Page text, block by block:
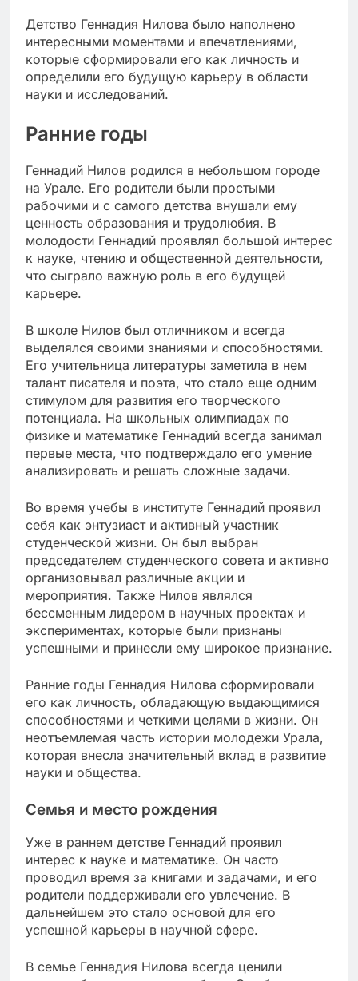
Детство Геннадия Нилова было наполнено
интересными моментами и впечатлениями,
которые сформировали его как личность и
определили его будущую карьеру в области
науки и исследований.
Ранние годы
Геннадий Нилов родился в небольшом городе
на Урале. Его родители были простыми
рабочими и с самого детства внушали ему
ценность образования и трудолюбия. В
молодости Геннадий проявлял большой интерес
к науке, чтению и общественной деятельности,
что сыграло важную роль в его будущей
карьере.
В школе Нилов был отличником и всегда
выделялся своими знаниями и способностями.
Его учительница литературы заметила в нем
талант писателя и поэта, что стало еще одним
стимулом для развития его творческого
потенциала. На школьных олимпиадах по
физике и математике Геннадий всегда занимал
первые места, что подтверждало его умение
анализировать и решать сложные задачи.
Во время учебы в институте Геннадий проявил
себя как энтузиаст и активный участник
студенческой жизни. Он был выбран
председателем студенческого совета и активно
организовывал различные акции и
мероприятия. Также Нилов являлся
бессменным лидером в научных проектах и
экспериментах, которые были признаны
успешными и принесли ему широкое признание.
Ранние годы Геннадия Нилова сформировали
его как личность, обладающую выдающимися
способностями и четкими целями в жизни. Он
неотъемлемая часть истории молодежи Урала,
которая внесла значительный вклад в развитие
науки и общества.
Семья и место рождения
Уже в раннем детстве Геннадий проявил
интерес к науке и математике. Он часто
проводил время за книгами и задачами, и его
родители поддерживали его увлечение. В
дальнейшем это стало основой для его
успешной карьеры в научной сфере.
В семье Геннадия Нилова всегда ценили